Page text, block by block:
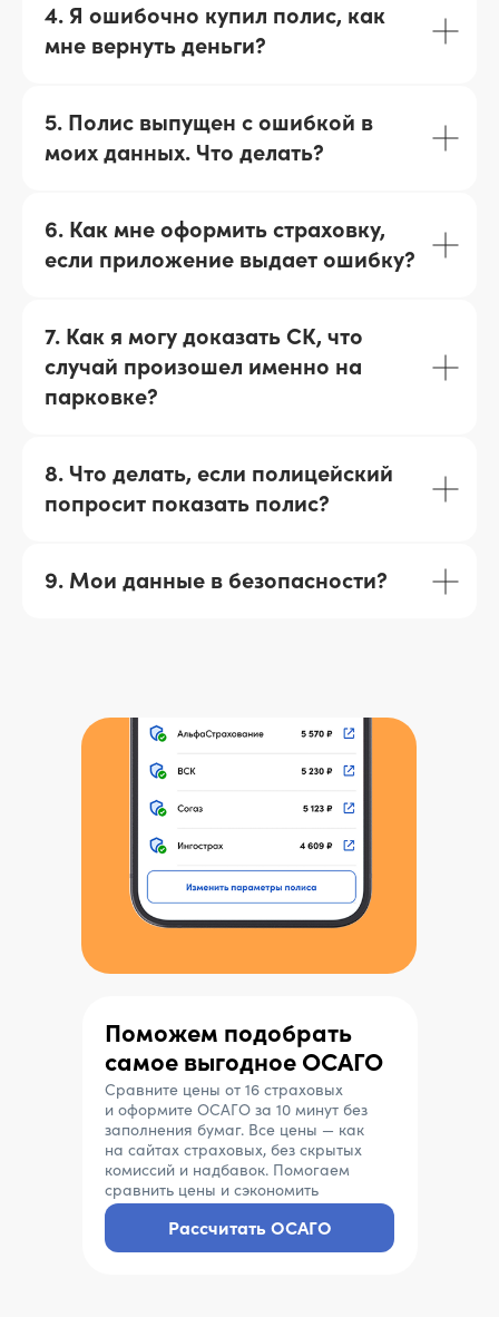
4. Я ошибочно купил полис, как
мне вернуть деньги?
5. Полис выпущен с ошибкой в
моих данных. Что делать?
6. Как мне оформить страховку,
если приложение выдает ошибку?
7. Как я могу доказать СК, что
случай произошел именно на
парковке?
8. Что делать, если полицейский
попросит показать полис?
9. Мои данные в безопасности?
Поможем подобрать
самое выгодное ОСАГО
Сравните цены от 16 страховых
и оформите ОСАГО за 10 минут без
заполнения бумаг. Все цены — как
на сайтах страховых, без скрытых
комиссий и надбавок. Помогаем
сравнить цены и сэкономить
Рассчитать ОСАГО